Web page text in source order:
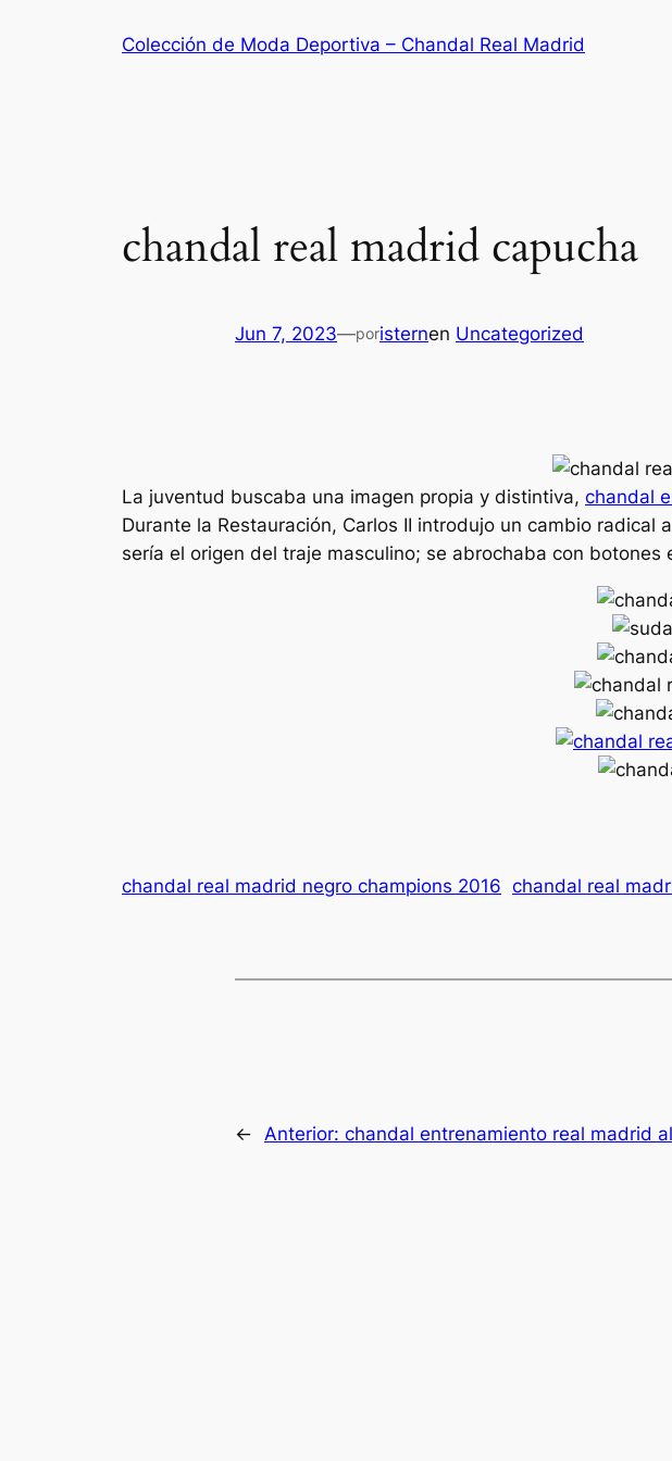
Colección de Moda Deportiva – Chandal Real Madrid
chandal real madrid capucha
Jun 7, 2023—poristernen Uncategorized
La juventud buscaba una imagen propia y distintiva, chandal
Durante la Restauración, Carlos II introdujo un cambio radical
sería el origen del traje masculino; se abrochaba con
chandal real madrid negro champions 2016 chandal real
← Anterior: chandal entrenamiento real madrid